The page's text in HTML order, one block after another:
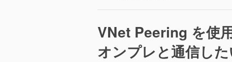
VNet Peering を使
オンプレと通信し